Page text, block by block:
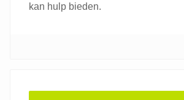
kan hulp bieden.